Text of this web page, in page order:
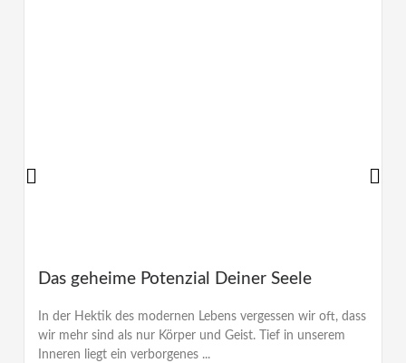
Das geheime Potenzial Deiner Seele
In der Hektik des modernen Lebens vergessen wir oft, dass
wir mehr sind als nur Körper und Geist. Tief in unserem
Inneren liegt ein verborgenes ...